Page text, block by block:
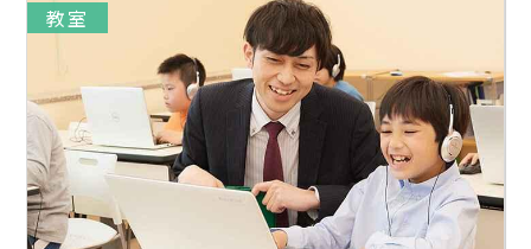
教室